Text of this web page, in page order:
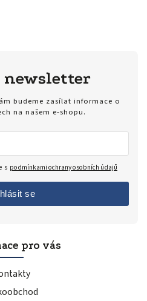
pro vás
newsletter
budeme zasílat informace o
na našem e-shopu.
s podmínkami ochrany osobních údajů
se